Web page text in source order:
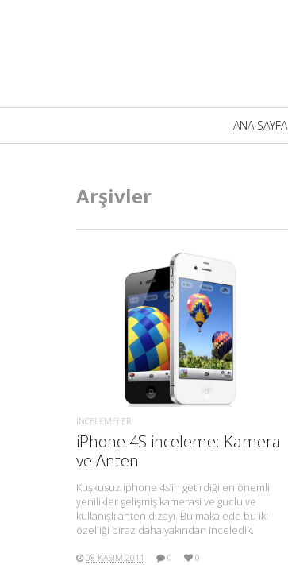
Navigasyon
ANA SAYFA
Arşivler
DAHA FAZLA BILGI.
İNCELEMELER
iPhone 4S inceleme: Kamera
ve Anten
Kuşkusuz iphone 4s’in getirdiği en önemli
yenilikler gelişmiş kamerasi ve guclu ve
kullanışlı anten dizayı. Bu makalede bu iki
özelliği biraz daha yakından inceledik.
08 KASIM 2011 0 0